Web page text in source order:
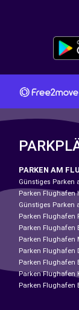
PARKEN AM
Günstiges Parken
Parken Flughafen
Günstiges Parken
Parken Flughafen
Parken Flughafen
Parken Flughafen
Parken Flughafen
Parken Flughafen
Parken Flughafen
Parken Flughafen